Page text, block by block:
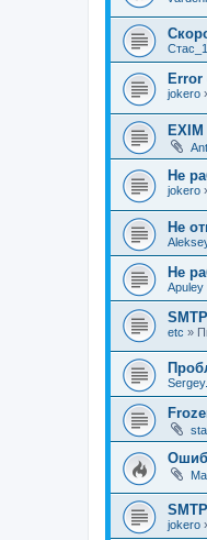
Error
jokero
Не
jokero
Не
Не
Apuley
etc »
jokero